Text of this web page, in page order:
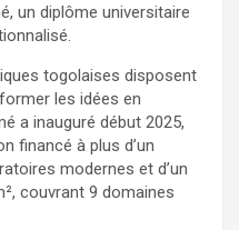
un diplôme universitaire
togolaises disposent
les idées en
a inauguré début 2025,
financé à plus d’un
modernes et d’un
couvrant 9 domaines